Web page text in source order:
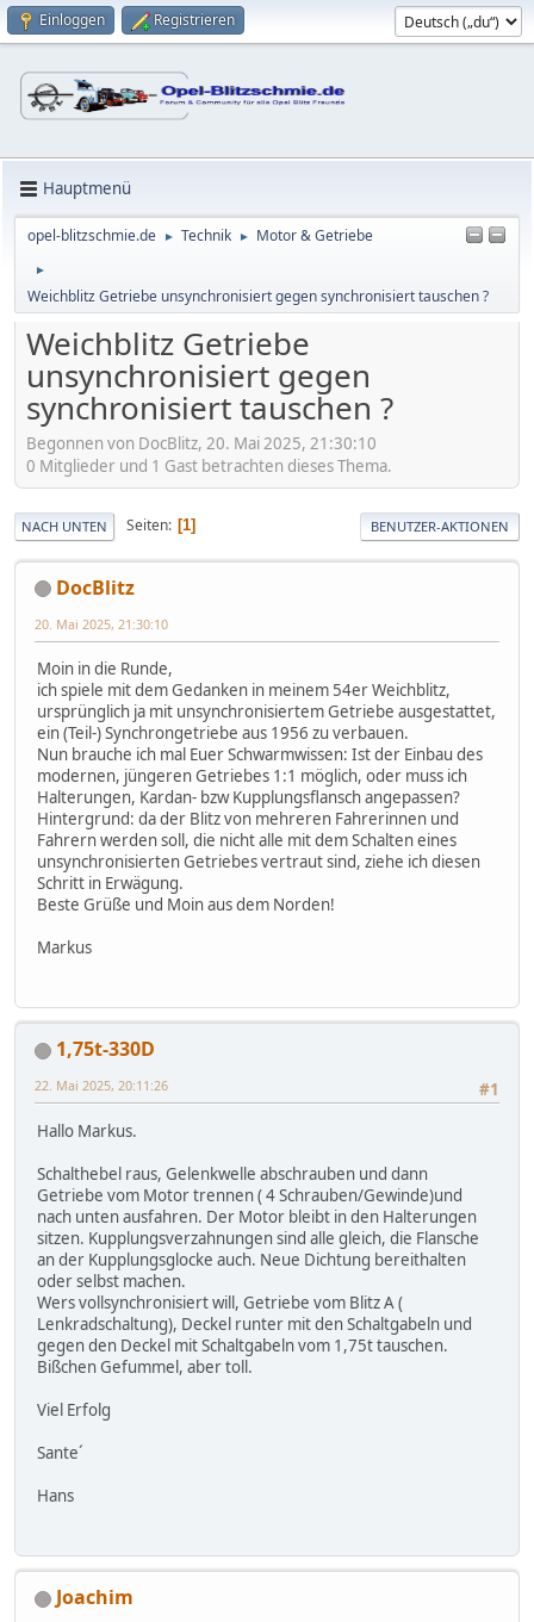
Einloggen Registrieren
Hauptmenü
opel-blitzschmie.de ► Technik ► Motor & Getriebe
►
Weichblitz Getriebe unsynchronisiert gegen synchronisiert tauschen ?
Weichblitz Getriebe
unsynchronisiert gegen
synchronisiert tauschen ?
Begonnen von DocBlitz, 20. Mai 2025, 21:30:10
0 Mitglieder und 1 Gast betrachten dieses Thema.
NACH UNTEN Seiten 1 BENUTZER-AKTIONEN
DocBlitz
20. Mai 2025, 21:30:10
Moin in die Runde,
ich spiele mit dem Gedanken in meinem 54er Weichblitz,
ursprünglich ja mit unsynchronisiertem Getriebe ausgestattet,
ein (Teil-) Synchrongetriebe aus 1956 zu verbauen.
Nun brauche ich mal Euer Schwarmwissen: Ist der Einbau des
modernen, jüngeren Getriebes 1:1 möglich, oder muss ich
Halterungen, Kardan- bzw Kupplungsflansch angepassen?
Hintergrund: da der Blitz von mehreren Fahrerinnen und
Fahrern werden soll, die nicht alle mit dem Schalten eines
unsynchronisierten Getriebes vertraut sind, ziehe ich diesen
Schritt in Erwägung.
Beste Grüße und Moin aus dem Norden!
Markus
1,75t-330D
#1
22. Mai 2025, 20:11:26
Hallo Markus.
Schalthebel raus, Gelenkwelle abschrauben und dann
Getriebe vom Motor trennen ( 4 Schrauben/Gewinde)und
nach unten ausfahren. Der Motor bleibt in den Halterungen
sitzen. Kupplungsverzahnungen sind alle gleich, die Flansche
an der Kupplungsglocke auch. Neue Dichtung bereithalten
oder selbst machen.
Wers vollsynchronisiert will, Getriebe vom Blitz A (
Lenkradschaltung), Deckel runter mit den Schaltgabeln und
gegen den Deckel mit Schaltgabeln vom 1,75t tauschen.
Bißchen Gefummel, aber toll.
Viel Erfolg
Sante´
Hans
Joachim